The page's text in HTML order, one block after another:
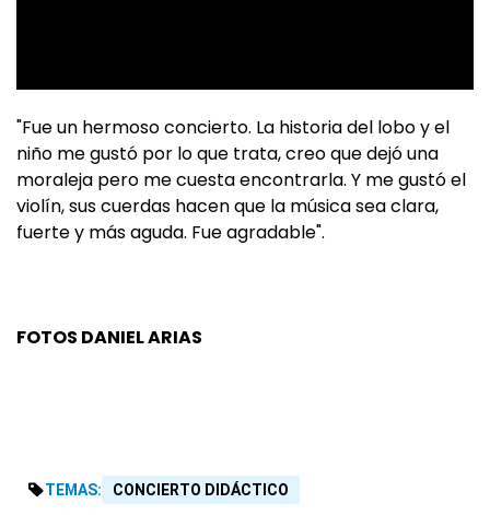
"Fue un hermoso concierto. La historia del lobo y el
niño me gustó por lo que trata, creo que dejó una
moraleja pero me cuesta encontrarla. Y me gustó el
violín, sus cuerdas hacen que la música sea clara,
fuerte y más aguda. Fue agradable".
FOTOS DANIEL ARIAS
TEMAS: CONCIERTO DIDÁCTICO